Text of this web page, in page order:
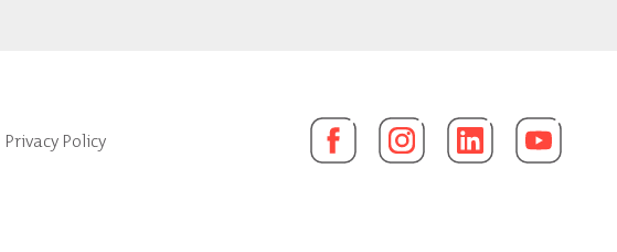
Privacy Policy